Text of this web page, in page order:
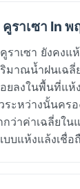
คูราเซา In
าเซา ยังคงแ
มาณน้ำฝนเฉลี่
ยลงในพื้นที่แห้
ระหว่างนั้นคร
ว่าค่าเฉลี่ยใน
บแห้งแล้งเชื่อ